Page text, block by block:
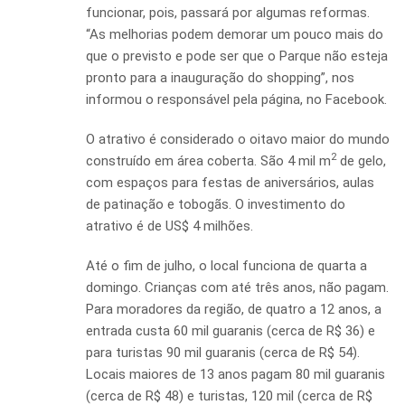
funcionar, pois, passará por algumas reformas.
“As melhorias podem demorar um pouco mais do
que o previsto e pode ser que o Parque não esteja
pronto para a inauguração do shopping”, nos
informou o responsável pela página, no Facebook.
O atrativo é considerado o oitavo maior do mundo
construído em área coberta. São 4 mil m2de gelo,
com espaços para festas de aniversários, aulas
de patinação e tobogãs. O investimento do
atrativo é de US$ 4 milhões.
Até o fim de julho, o local funciona de quarta a
domingo. Crianças com até três anos, não pagam.
Para moradores da região, de quatro a 12 anos, a
entrada custa 60 mil guaranis (cerca de R$ 36) e
para turistas 90 mil guaranis (cerca de R$ 54).
Locais maiores de 13 anos pagam 80 mil guaranis
(cerca de R$ 48) e turistas, 120 mil (cerca de R$